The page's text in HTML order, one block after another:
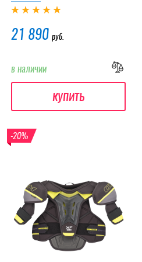
21 890 руб.
в наличии
купить
-20%